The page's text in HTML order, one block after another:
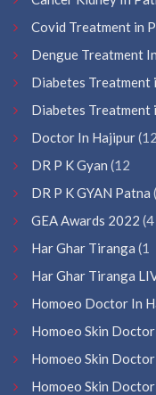
Covid Treatment in
Dengue Treatment
Diabetes Treatment
Diabetes Treatment
Doctor In Hajipur(12
DR P K Gyan (12
DR P K GYAN Patna
GEA Awards 2022 (4
Har Ghar Tiranga (1
Har Ghar Tiranga
Homoeo Doctor In
Homoeo Skin
Homoeo Skin
Homoeo Skin